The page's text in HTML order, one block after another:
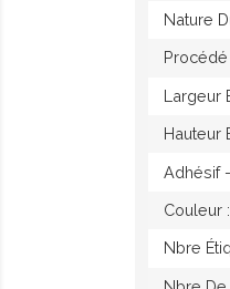
Nature
Largeur
Hauteur
Adhésif
Couleur :
Nbre